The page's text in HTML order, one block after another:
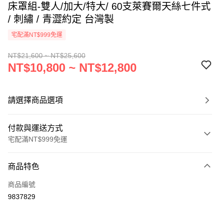
床罩組-雙人/加大/特大/ 60支萊賽爾天絲七件式
/ 刺繡 / 青澀約定 台灣製
宅配滿NT$999免運
NT$21,600 ~ NT$25,600
NT$10,800 ~ NT$12,800
請選擇商品選項
付款與運送方式
宅配滿NT$999免運
信用卡一次付款
信用卡分期付款
商品特色
商品編號
9837829